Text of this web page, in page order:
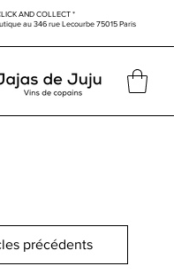
AND COLLECT *
au346 rue Lecourbe75015 Paris
précédents